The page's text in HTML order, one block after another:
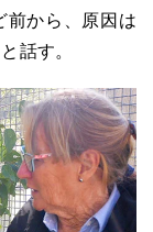
前から、原因は
話す。